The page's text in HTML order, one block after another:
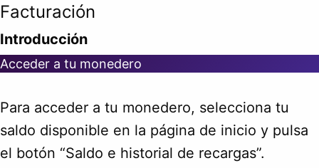
Facturación
Introducción
Acceder a tu monedero
Para acceder a tu monedero, selecciona tu
saldo disponible en la página de inicio y pulsa
el botón “Saldo e historial de recargas”.